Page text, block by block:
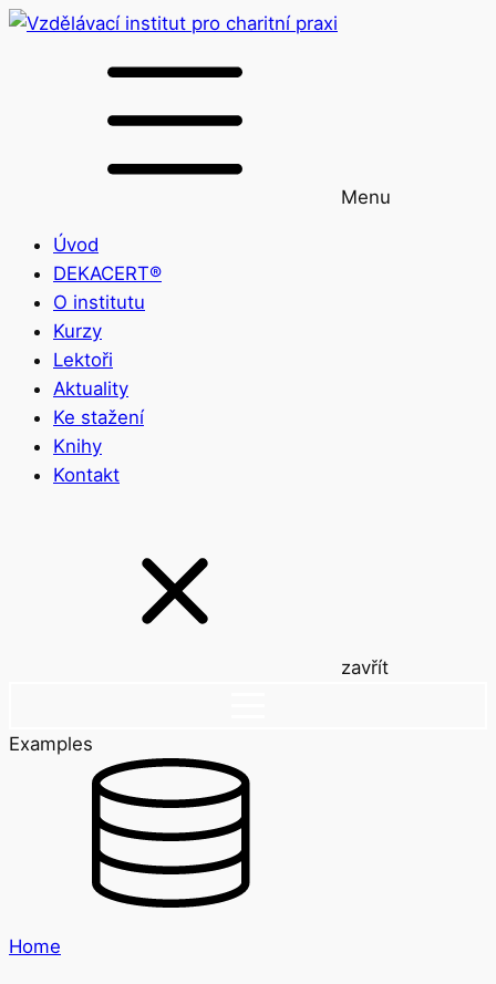
Menu
Úvod
DEKACERT®
O institutu
Kurzy
Lektoři
Aktuality
Ke stažení
Knihy
Kontakt
zavřít
Examples
Home